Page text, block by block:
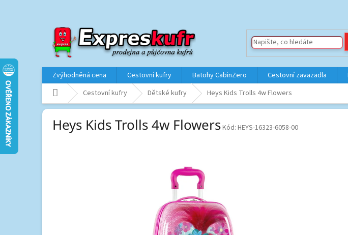
Zvýhodněná cena Cestovní kufry Batohy CabinZero Cestovní zavazadla
Domů Cestovní kufry Dětské kufry Heys Kids Trolls 4w Flowers
Heys Kids Trolls 4w FlowersKód: HEYS-16323-6058-00